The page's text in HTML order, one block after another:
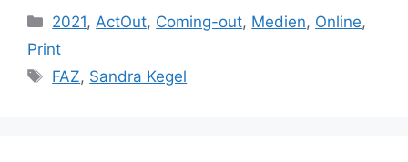
Kategorien
2021,ActOut, Coming-out, Medien, Online,
Print
Schlagwörter
FAZ, Sandra Kegel